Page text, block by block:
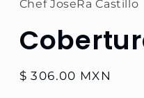
en
ventana
modal
Chef JoseRa Castillo
Precio
$ 306.00 MXN